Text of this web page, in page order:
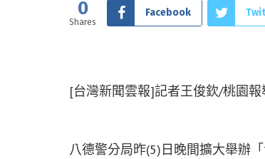
0
Shares
Facebook
[台灣新聞雲報]記者王俊欽/桃園報
八德警分局昨(5)日晚間擴大舉辦